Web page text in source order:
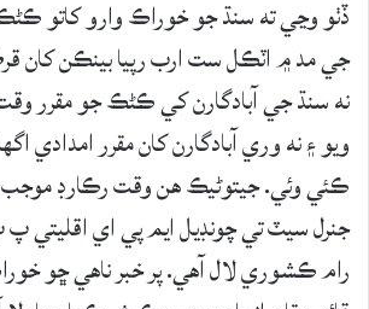
جي مد ۾ اٽڪل ست ارب رپيا بينڪن کان
نه سنڌ جي آبادگارن کي ڪڻڪ جو مقرر وقت
ويو ۽ نه وري آبادگارن کان مقرر امدادي
ڪئي وئي. جيتوڻيڪ هن وقت رڪارڊ
جنرل سيٽ تي چونڊيل ايم پي اي اقليتي
رام ڪشوري لال آهي. پر خبر ناهي ڇو